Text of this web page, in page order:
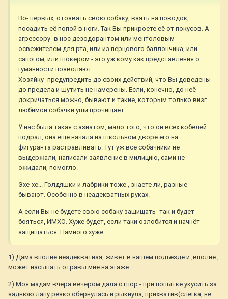
Во- первых, отозвать свою собаку, взять на поводок,
посадить её попой в ноги. Так Вы прикроете её от покусов. А
агрессору- в нос дезодорантом или ментоловым
освежителем для рта, или из перцового баллончика, или
сапогом, или шокером - это уж кому как представления о
гуманности позволяют.
Хозяйку- предупредить до своих действий, что Вы доведены
до предела и шутить не намерены. Если, конечно, до неё
докричаться можно, бывают и такие, которым только визг
любимой собачки уши прочищает.
У нас была такая с азиатом, мало того, что он всех кобелей
подрал, она ещё начала на школьном дворе его на
фигуранта растравливать. Тут уж все собачники не
выдержали, написали заявление в милицию, сами не
ожидали, помогло.
Эхе-хе... Голдяшки и лабрики тоже , знаете ли, разные
бывают. Особенно в неадекватных руках.
А если Вы не будете свою собаку защищать- так и будет
бояться, ИМХО. Хуже будет, если таки озлобится и начнёт
защищаться. Намного хуже.
1) Дама вполне неадекватная, живёт в нашем подъезде и ,вполне ,
может насыпать отравы мне на этаже.
2) Моя мадам вчера вечером дала отпор - при попытке укусить за
заднюю лапу резко обернулась и рыкнула, прихватив(слегка, не